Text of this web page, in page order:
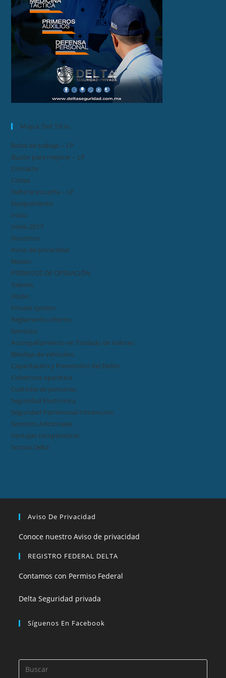
Mapa Del Sitio
Bolsa de trabajo – LP
Buzón para mejorar – LP
Contacto
Cotiza
Delta te escucha – LP
Equipamiento
Inicio
Inicio-2017
Nosotros
Aviso de privacidad
Misión
PERMISOS DE OPERACIÓN
Valores
Visión
Private system
Reglamento Interno
Servicios
Acompañamiento en Traslado de Valores
Blindaje de vehículos
Capacitación y Prevención del Delito
Cobertura operativa
Custodia de personas
Seguridad Electrónica
Seguridad Patrimonial Intramuros
Servicios Adicionales
Ventajas comparativas
Somos Delta
Aviso De Privacidad
Conoce nuestro Aviso de privacidad
REGISTRO FEDERAL DELTA
Contamos con Permiso Federal
Delta Seguridad privada
Síguenos En Facebook